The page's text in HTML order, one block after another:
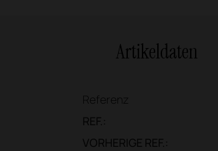
Artikeldaten
Referenz
REF.:
VORHERIGE REF.: